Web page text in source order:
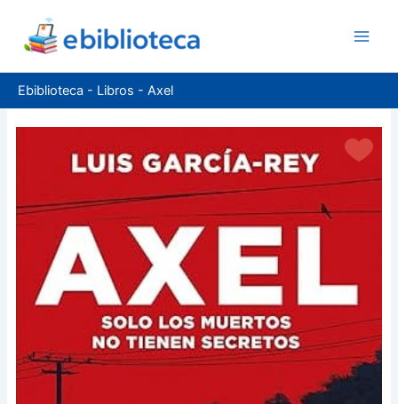
contenido
Ebiblioteca - Libros - Axel